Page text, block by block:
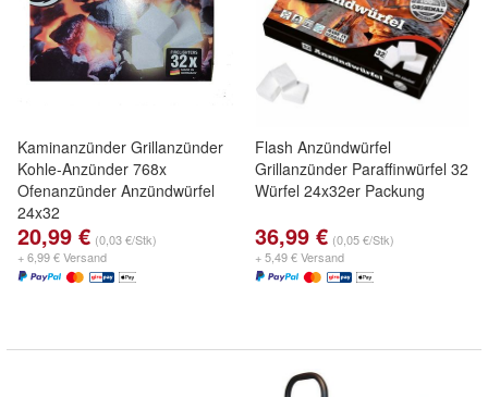
Kaminanzünder Grillanzünder
Kohle-Anzünder 768x
Ofenanzünder Anzündwürfel
24x32
20,99 € (0,03 €/Stk)
+ 6,99 € Versand
Flash Anzündwürfel
Grillanzünder Paraffinwürfel 32
Würfel 24x32er Packung
36,99 € (0,05 €/Stk)
+ 5,49 € Versand